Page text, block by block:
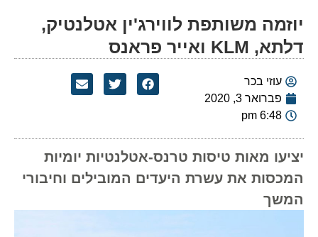
יוזמה משותפת לווירג'ין אטלנטיק,
דלתא, KLM ואייר פראנס
עוזי בכר
פברואר 3, 2020
6:48 pm
יציעו מאות טיסות טרנס-אטלנטיות יומיות
המכסות את עשרת היעדים המובילים וחיבורי
המשך